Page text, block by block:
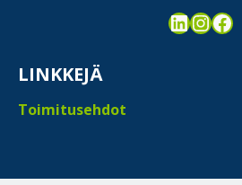
LINKKEJÄ
Toimitusehdot